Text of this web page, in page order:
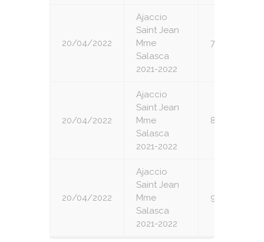
20/04/2022
Ajaccio
Saint Jean
Mme
Salasca
2021-2022
7
20/04/2022
Ajaccio
Saint Jean
Mme
Salasca
2021-2022
8
20/04/2022
Ajaccio
Saint Jean
Mme
Salasca
2021-2022
9